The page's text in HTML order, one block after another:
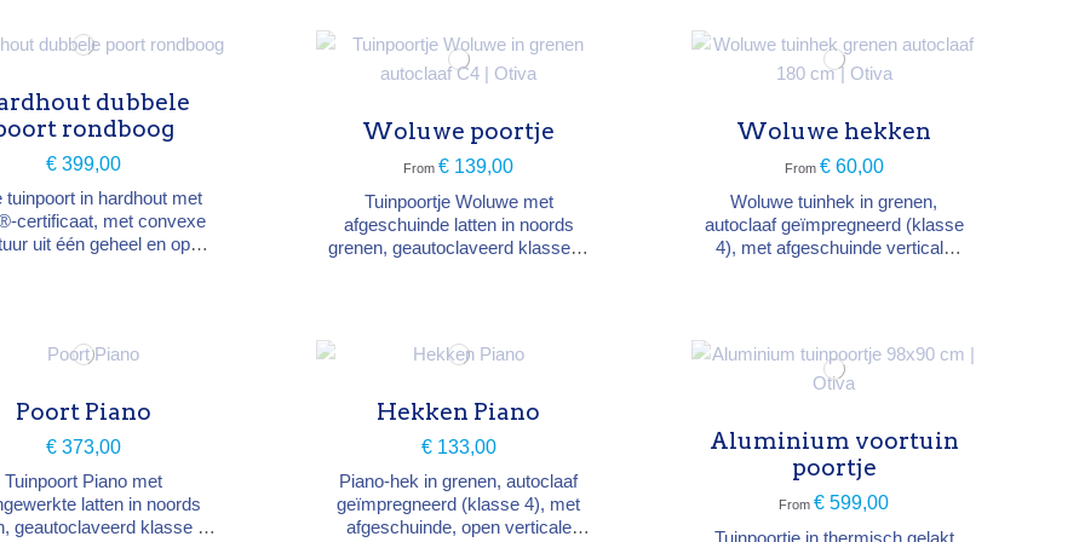
mm. Breedte 179 cm,
90 cm, diepte 4 cm.
dubbele
rondboog
€ 399,00
tuinpoort in hardhout met
certificaat, met convexe
uit één geheel en open
90–110 cm × breedte 297
× diepte 4 cm Structuur:
18 latten 12 x 88
geschaafde...
Woluwe poortje
From€ 139,00
Tuinpoortje Woluwe met
afgeschuinde latten in noords
grenen, geautoclaveerd klasse 4,
geautoclaveerd (klasse 4) Stijl:
verticale afgeschuinde latten
hoogte 80, 100 of 120 cm Beslag
meegeleverd
Woluwe hekken
From € 60,00
Woluwe tuinhek in grenen,
autoclaaf geïmpregneerd (klasse
4), met afgeschuinde verticale
Poort Piano
€ 373,00
Tuinpoort Piano met
latten in noords
geautoclaveerd klasse 4 :
Hekken Piano
€ 133,00
Piano-hek in grenen, autoclaaf
geïmpregneerd (klasse 4), met
afgeschuinde, open verticale
Aluminium voortuin
poortje
From€ 599,00
Tuinpoortje in thermisch gelakt